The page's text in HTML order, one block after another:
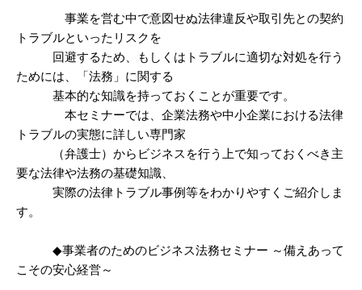
事業を営む中で意図せぬ法律違反や取引先との契約
トラブルといったリスクを
回避するため、もしくはトラブルに適切な対処を行う
ためには、「法務」に関する
基本的な知識を持っておくことが重要です。
本セミナーでは、企業法務や中小企業における法律
トラブルの実態に詳しい専門家
（弁護士）からビジネスを行う上で知っておくべき主
要な法律や法務の基礎知識、
実際の法律トラブル事例等をわかりやすくご紹介しま
す。
◆事業者のためのビジネス法務セミナー ～備えあって
こその安心経営～